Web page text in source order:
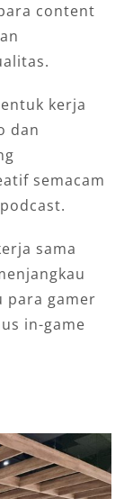
content
kerja
dan
semacam
sama
para gamer
in-game